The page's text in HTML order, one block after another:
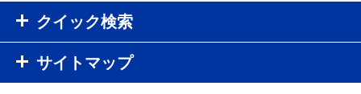
クイック検索
サイトマップ